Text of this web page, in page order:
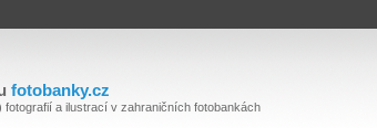
fotobanky.cz
fotografií a ilustrací v zahraničních fotobankách